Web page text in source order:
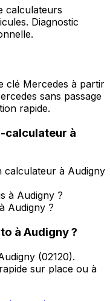
calculateurs
Diagnostic
clé Mercedes à partir
sans passage
rapide.
calculateur à
à Audigny
à Audigny ?
Audigny ?
à Audigny?
(02120).
sur place ou à